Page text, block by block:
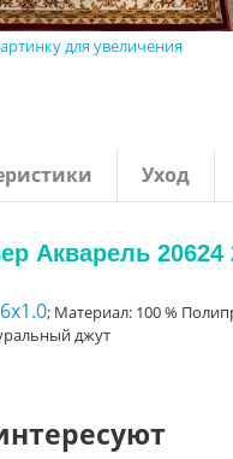
для увеличения
Уход
Акварель
; Материал: 100 %
джут